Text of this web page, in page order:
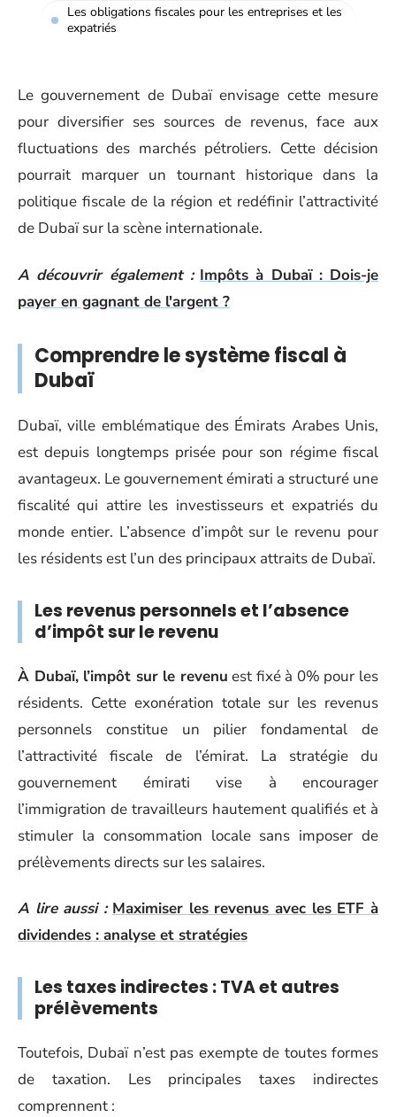
Les obligations fiscales pour les entreprises et les
expatriés
Le gouvernement de Dubaï envisage cette mesure
pour diversifier ses sources de revenus, face aux
fluctuations des marchés pétroliers. Cette décision
pourrait marquer un tournant historique dans la
politique fiscale de la région et redéfinir l’attractivité
de Dubaï sur la scène internationale.
A découvrir également : Impôts à Dubaï : Dois-je
payer en gagnant de l'argent ?
Comprendre le système fiscal à
Dubaï
Dubaï, ville emblématique des Émirats Arabes Unis,
est depuis longtemps prisée pour son régime fiscal
avantageux. Le gouvernement émirati a structuré une
fiscalité qui attire les investisseurs et expatriés du
monde entier. L’absence d’impôt sur le revenu pour
les résidents est l’un des principaux attraits de Dubaï.
Les revenus personnels et l’absence
d’impôt sur le revenu
À Dubaï, l’impôt sur le revenu est fixé à 0% pour les
résidents. Cette exonération totale sur les revenus
personnels constitue un pilier fondamental de
l’attractivité fiscale de l’émirat. La stratégie du
gouvernement émirati vise à encourager
l’immigration de travailleurs hautement qualifiés et à
stimuler la consommation locale sans imposer de
prélèvements directs sur les salaires.
A lire aussi : Maximiser les revenus avec les ETF à
dividendes : analyse et stratégies
Les taxes indirectes : TVA et autres
prélèvements
Toutefois, Dubaï n’est pas exempte de toutes formes
de taxation. Les principales taxes indirectes
comprennent :